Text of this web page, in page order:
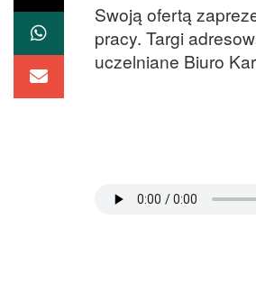
Swoją ofertą
pracy. Targi
uczelniane Biuro